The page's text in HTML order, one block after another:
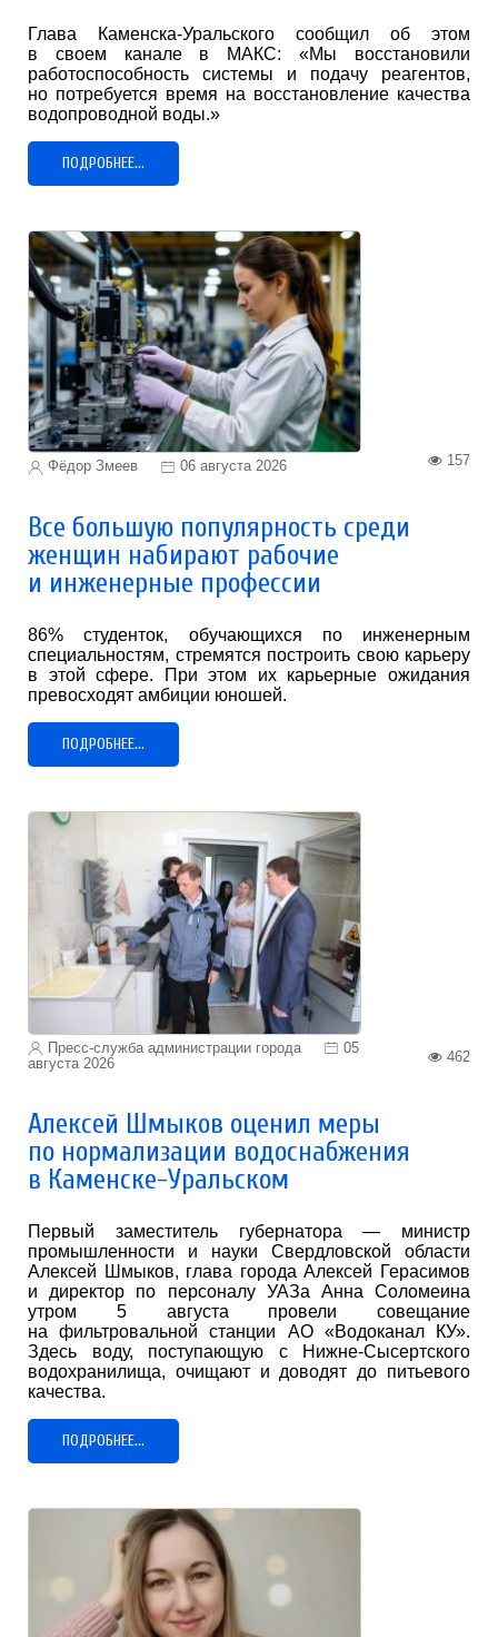
Глава Каменска-Уральского сообщил об этом
в своем канале в МАКС: «Мы восстановили
работоспособность системы и подачу реагентов,
но потребуется время на восстановление качества
водопроводной воды.»
ПОДРОБНЕЕ...
Фёдор Змеев 06 августа 2026 157
Все большую популярность среди
женщин набирают рабочие
и инженерные профессии
86% студенток, обучающихся по инженерным
специальностям, стремятся построить свою карьеру
в этой сфере. При этом их карьерные ожидания
превосходят амбиции юношей.
ПОДРОБНЕЕ...
Пресс-служба администрации города
05
августа 2026
462
Алексей Шмыков оценил меры
по нормализации водоснабжения
в Каменске-Уральском
Первый заместитель губернатора — министр
промышленности и науки Свердловской области
Алексей Шмыков, глава города Алексей Герасимов
и директор по персоналу УАЗа Анна Соломеина
утром 5 августа провели совещание
на фильтровальной станции АО «Водоканал КУ».
Здесь воду, поступающую с Нижне-Сысертского
водохранилища, очищают и доводят до питьевого
качества.
ПОДРОБНЕЕ...